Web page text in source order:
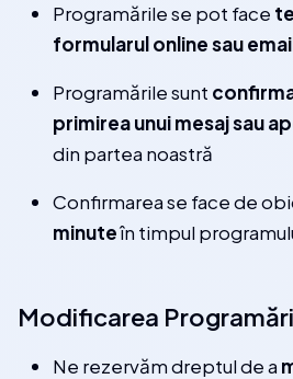
Programările se pot face
formularul online sau
Programările sunt
primirea unui mesaj sau
din partea noastră
Confirmarea se face de
minuteîn timpul
Modificarea
Ne rezervăm dreptul de a